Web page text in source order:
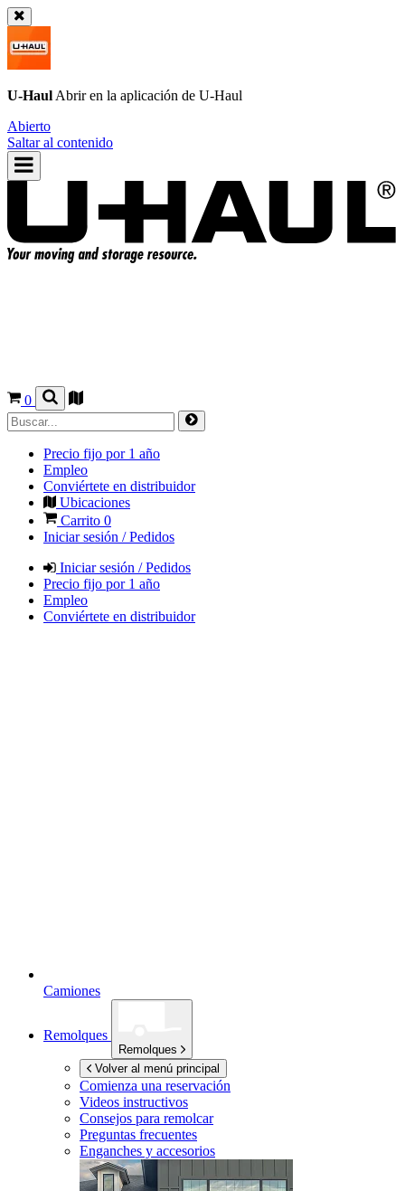
U-Haul Abrir en la aplicación de U-Haul
Abierto
Saltar al contenido
0
Precio fijo por 1 año
Empleo
Conviértete en distribuidor
Ubicaciones
Carrito 0
Iniciar sesión / Pedidos
Iniciar sesión / Pedidos
Precio fijo por 1 año
Empleo
Conviértete en distribuidor
Camiones
Remolques
Remolques
Volver al menú principal
Comienza una reservación
Videos instructivos
Consejos para remolcar
Preguntas frecuentes
Enganches y accesorios